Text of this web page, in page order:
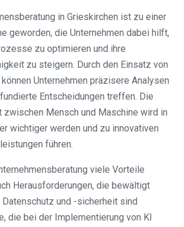
in Grieskirchen ist zu einer
geworden, die Unternehmen dabei hilft,
zu optimieren und ihre
zu steigern. Durch den Einsatz von
Unternehmen präzisere Analysen
Entscheidungen treffen. Die
zwischen Mensch und Maschine wird in
wichtiger werden und zu innovativen
führen.
viele Vorteile
Herausforderungen, die bewältigt
und -sicherheit sind
die bei der Implementierung von KI